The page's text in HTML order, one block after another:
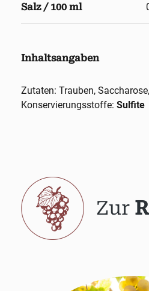
Salz / 100 ml
Inhaltsangaben
Zutaten: Trauben, Saccharose,
Konservierungsstoffe: Sulfite
Zur